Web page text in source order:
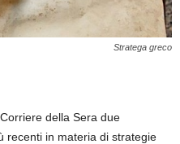
Stratega greco
della Sera due
recenti in materia di strategie